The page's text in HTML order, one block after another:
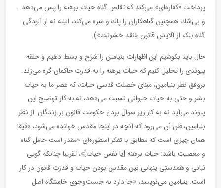
پرداخت «كفاره‌ای» می‌كند كه تقاص گناه حیات برهنه را پس می‌دهد ـ
و بی‌شك همچنین گناهكاران را پاك و منزه می‌كند، البته نه از آلودگی
گناه بلكه از آلایش قانون «نقد خشونت»).
حال باید بكوشیم این اظهارات بنیامین را شرح و بسط دهیم و حلقه
پیوندی را تحلیل كنیم كه حیات برهنه را به قدرت حاكمان گره می‌زند.
بروفق نظر بنیامین، مبنای خصلت قدسی حیات، كه عصر ما به حیات
بشر و حتی به حیات حیوانی نسبت می‌دهد، نه به كار توضیح این
پیوند می‌آید نه به كار زیر سوال بردن حكومت قانون بر زندگان. از نظر
بنیامین، ظن آن می‌رود كه آنچه در اینجا مقدس خوانده می‌شود، دقیقا
همان چیزی است كه مطابق با تفكر اسطوره‌ای «مقدر است حامل گناه
و معصیت باشد: حیات برهنه [یا نفس حیات]»، تقریبا چنانكه گویی
تبانی و همدستی پنهانی بین مقدس بودن حیات و قدرت قانون در كار
است. بنیامین می‌نویسد، «جا دارد به جست‌وجوی خاستگاه اصل